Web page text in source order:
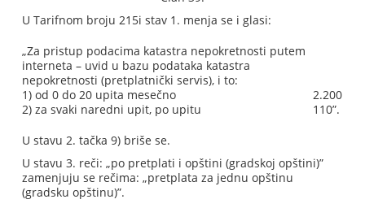
U Tarifnom broju 215i stav 1. menja se i glasi:
„Za pristup podacima katastra nepokretnosti putem
interneta – uvid u bazu podataka katastra
nepokretnosti (pretplatnički servis), i to:
1) od 0 do 20 upita mesečno
2.200
2) za svaki naredni upit, po upitu
110”.
U stavu 2. tačka 9) briše se.
U stavu 3. reči: „po pretplati i opštini (gradskoj opštini)”
zamenjuju se rečima: „pretplata za jednu opštinu
(gradsku opštinu)”.